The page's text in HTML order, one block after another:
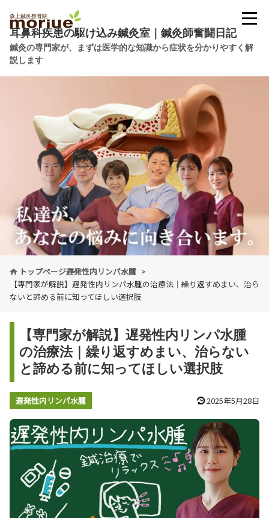
耳鼻科疾患の駆け込み鍼灸室｜鍼灸師奮闘日記
鍼灸の専門家が、まずは医学的な知識から症状を分かりやすく解
説します
トップページ遅発性内リンパ水腫
【専門家が解説】遅発性内リンパ水腫の治療法｜繰り返すめまい、治ら
ないと諦める前に知ってほしい選択肢
【専門家が解説】遅発性内リンパ水腫
の治療法｜繰り返すめまい、治らない
と諦める前に知ってほしい選択肢
遅発性内リンパ水腫 2025年5月28日